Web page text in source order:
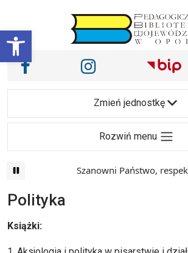
Otwórz pasek
Main Navigation
Nasze media
Facebook Instagram
Zmień jednostkę
Rozwiń menu
Szanowni Państwo, respektując
Polityka
Książki: